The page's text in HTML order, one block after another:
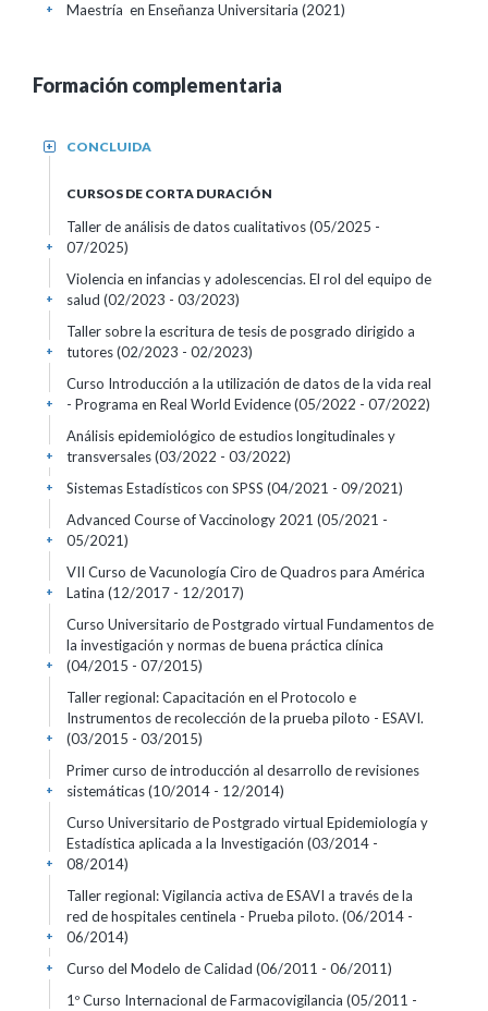
Maestría en Enseñanza Universitaria (2021)
+
Formación complementaria
CONCLUIDA
+
CURSOS DE CORTA DURACIÓN
Taller de análisis de datos cualitativos(05/2025 -
07/2025)
+
Violencia en infancias y adolescencias. El rol del equipo de
salud (02/2023 - 03/2023)
+
Taller sobre la escritura de tesis de posgrado dirigido a
tutores(02/2023 - 02/2023)
+
Curso Introducción a la utilización de datos de la vida real
- Programa en Real World Evidence(05/2022 - 07/2022)
+
Análisis epidemiológico de estudios longitudinales y
transversales(03/2022 - 03/2022)
+
Sistemas Estadísticos con SPSS (04/2021 - 09/2021)
+
Advanced Course of Vaccinology 2021 (05/2021 -
05/2021)
+
VII Curso de Vacunología Ciro de Quadros para América
Latina (12/2017 - 12/2017)
+
Curso Universitario de Postgrado virtual Fundamentos de
la investigación y normas de buena práctica clínica
(04/2015 - 07/2015)
+
Taller regional: Capacitación en el Protocolo e
Instrumentos de recolección de la prueba piloto - ESAVI.
(03/2015 - 03/2015)
+
Primer curso de introducción al desarrollo de revisiones
sistemáticas(10/2014 - 12/2014)
+
Curso Universitario de Postgrado virtual Epidemiología y
Estadística aplicada a la Investigación (03/2014 -
08/2014)
+
Taller regional: Vigilancia activa de ESAVI a través de la
red de hospitales centinela - Prueba piloto. (06/2014 -
06/2014)
+
Curso del Modelo de Calidad (06/2011 - 06/2011)
+
1º Curso Internacional de Farmacovigilancia (05/2011 -